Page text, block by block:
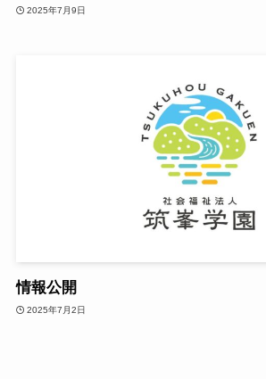
2025年7月9日
情報公開
2025年7月2日